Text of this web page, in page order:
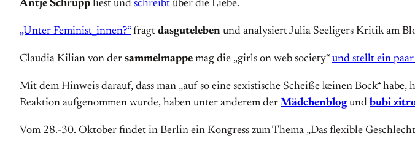
Antje Schrupp liest und schreibt über die Liebe.
„Unter Feminist_innen?“ fragt dasguteleben und analysiert Julia Seeligers Kritik am
Claudia Kilian von der sammelmappe mag die „girls on web society“ und stellt ein
Mit dem Hinweis darauf, dass man „auf so eine sexistische Scheiße keinen Bock“
Reaktion aufgenommen wurde, haben unter anderem der Mädchenblogund bubi
Vom 28.-30. Oktober findet in Berlin ein Kongress zum Thema „Das flexible